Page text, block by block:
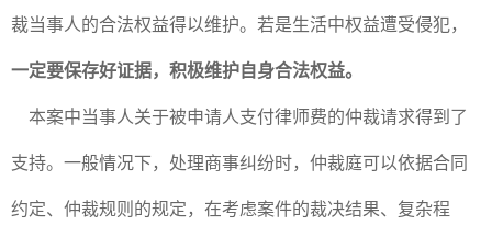
裁当事人的合法权益得以维护。若是生活中权益遭受侵犯，
一定要保存好证据，积极维护自身合法权益。
本案中当事人关于被申请人支付律师费的仲裁请求得到了
支持。一般情况下，处理商事纠纷时，仲裁庭可以依据合同
约定、仲裁规则的规定，在考虑案件的裁决结果、复杂程